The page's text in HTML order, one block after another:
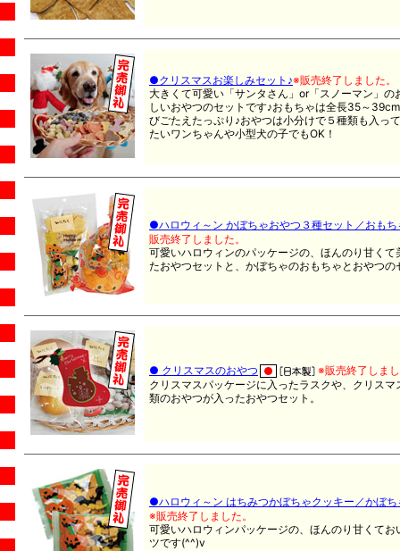
●クリスマスお楽しみセット♪※販売終了しました。
大きくて可愛い「サンタさん」or「スノーマン」
しいおやつのセットです♪おもちゃは全長35～
びごたえたっぷり♪おやつは小分けで５種類も入っ
たいワンちゃんや小型犬の子でもOK！
●ハロウィ～ン かぼちゃおやつ３種セット／おも
販売終了しました。
可愛いハロウィンのパッケージの、ほんのり甘く
たおやつセットと、かぼちゃのおもちゃとおやつの
● クリスマスのおやつ
※販売終了しま
クリスマスパッケージに入ったラスクや、クリス
類のおやつが入ったおやつセット。
●ハロウィ～ン はちみつかぼちゃクッキー／かぼち
※販売終了しました。
可愛いハロウィンパッケージの、ほんのり甘くて
ツです(^^)v